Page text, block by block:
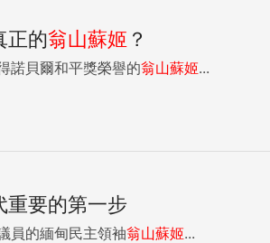
正的翁山蘇姬 ？
諾貝爾和平獎榮譽的翁山蘇姬...
重要的第一步
員的緬甸民主領袖翁山蘇姬...